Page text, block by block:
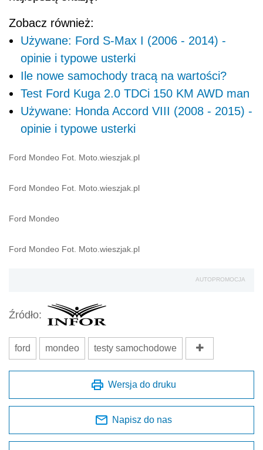
Zobacz również:
Używane: Ford S-Max I (2006 - 2014) -
opinie i typowe usterki
Ile nowe samochody tracą na wartości?
Test Ford Kuga 2.0 TDCi 150 KM AWD man
Używane: Honda Accord VIII (2008 - 2015) -
opinie i typowe usterki
Ford Mondeo Fot. Moto.wieszjak.pl
Ford Mondeo Fot. Moto.wieszjak.pl
Ford Mondeo
Ford Mondeo Fot. Moto.wieszjak.pl
AUTOPROMOCJA
Źródło:
ford mondeo testy samochodowe
Wersja do druku
Napisz do nas